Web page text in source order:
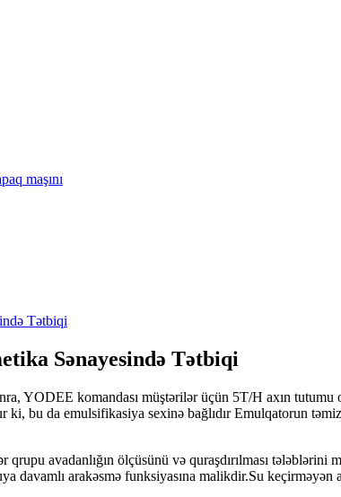
maşını
Tətbiqi
Sənayesində Tətbiqi
YODEE komandası müştərilər üçün 5T/H axın
bu da emulsifikasiya sexinə bağlıdır Emulqatorun
qrupu avadanlığın ölçüsünü və quraşdırılması
davamlı arakəsmə funksiyasına malikdir.Su